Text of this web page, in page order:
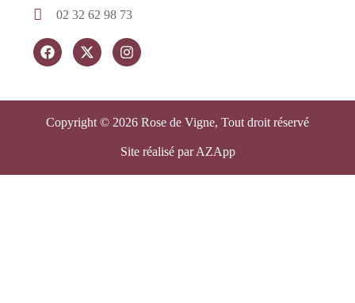
02 32 62 98 73
Copyright © 2026 Rose de Vigne, Tout droit réservé
Site réalisé par AZApp